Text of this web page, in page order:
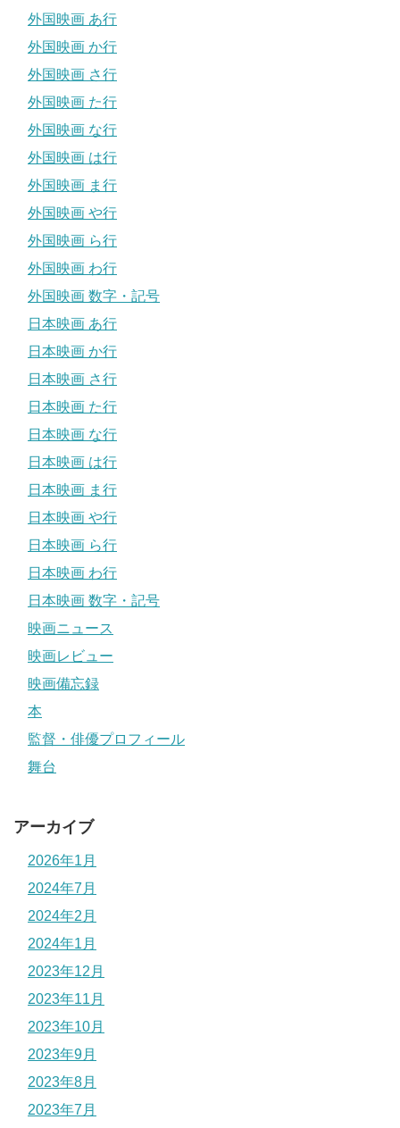
外国映画 あ行
外国映画 か行
外国映画 さ行
外国映画 た行
外国映画 な行
外国映画 は行
外国映画 ま行
外国映画 や行
外国映画 ら行
外国映画 わ行
外国映画 数字・記号
日本映画 あ行
日本映画 か行
日本映画 さ行
日本映画 た行
日本映画 な行
日本映画 は行
日本映画 ま行
日本映画 や行
日本映画 ら行
日本映画 わ行
日本映画 数字・記号
映画ニュース
映画レビュー
映画備忘録
本
監督・俳優プロフィール
舞台
アーカイブ
2026年1月
2024年7月
2024年2月
2024年1月
2023年12月
2023年11月
2023年10月
2023年9月
2023年8月
2023年7月